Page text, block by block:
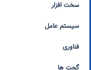
سخت افزار
سیستم عامل
فناوری
گجت ها